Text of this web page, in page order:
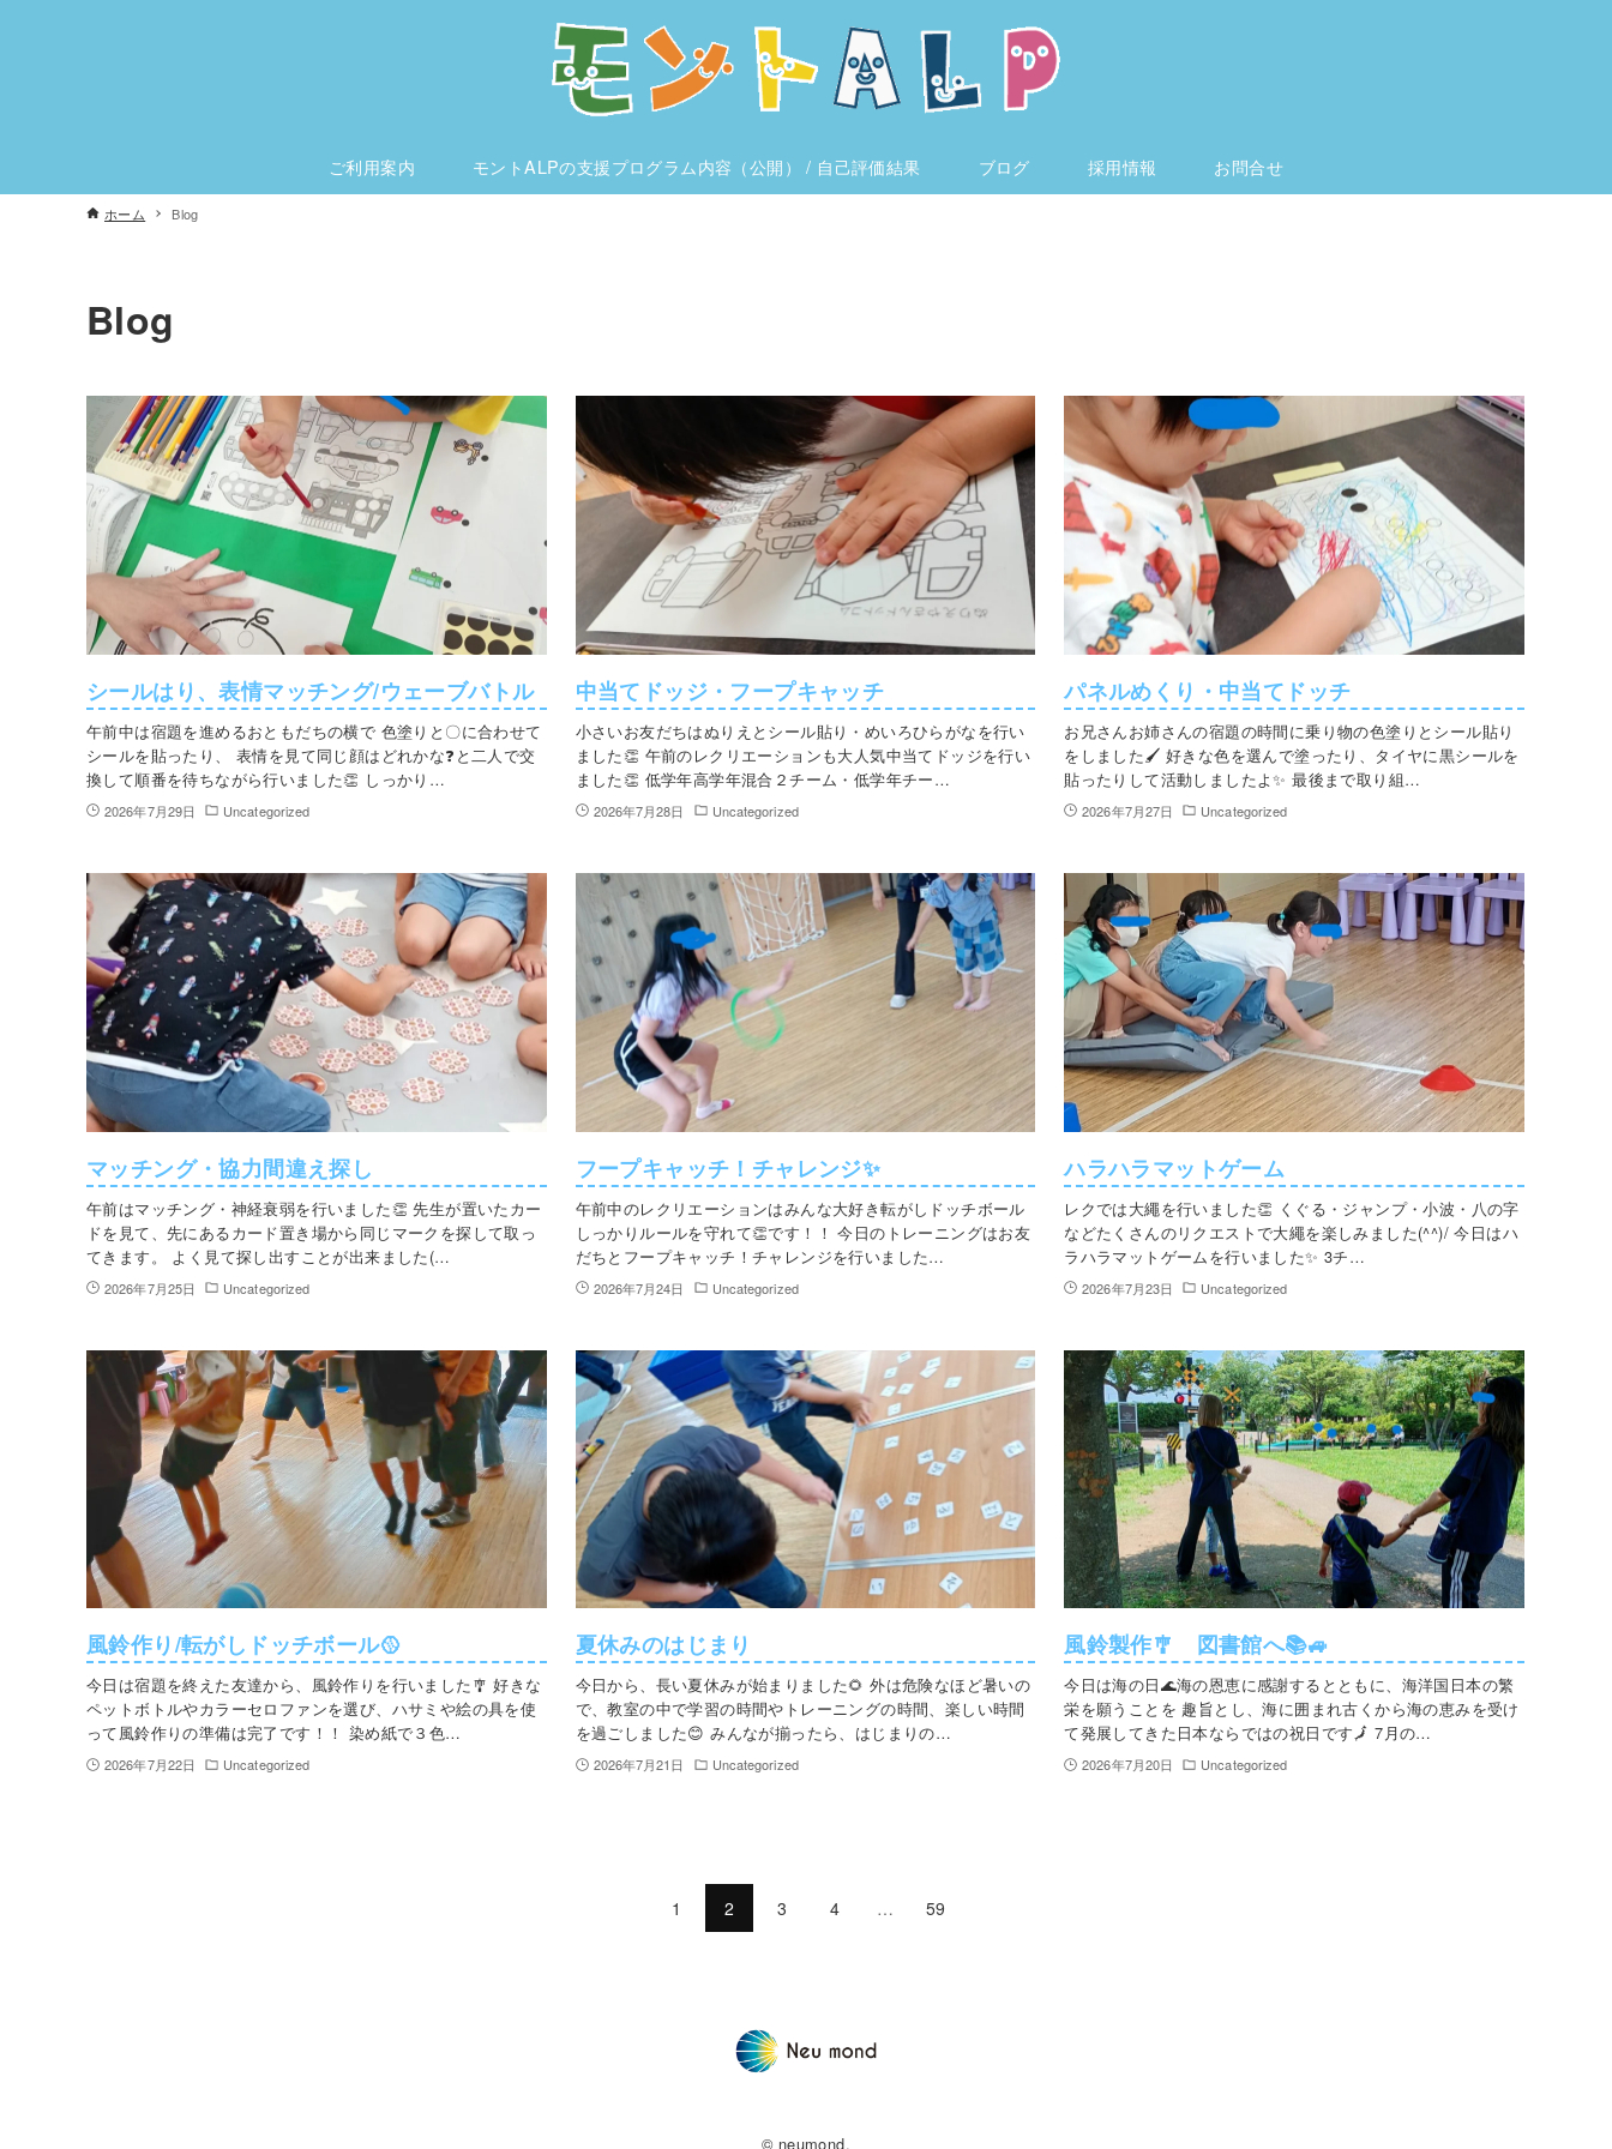
ご利用案内 モントALPの支援プログラム内容（公開） / 自己評価結果 ブログ 採用情報 お問合せ
ホーム Blog
Blog
シールはり、表情マッチング/ウェーブバトル
午前中は宿題を進めるおともだちの横で 色塗りと〇に合わせて
シールを貼ったり、 表情を見て同じ顔はどれかな❓と二人で交
換して順番を待ちながら行いました👏 しっかり…
2026年7月29日 Uncategorized
中当てドッジ・フープキャッチ
小さいお友だちはぬりえとシール貼り・めいろひらがなを行い
ました👏 午前のレクリエーションも大人気中当てドッジを行い
ました👏 低学年高学年混合２チーム・低学年チー…
2026年7月28日 Uncategorized
パネルめくり・中当てドッチ
お兄さんお姉さんの宿題の時間に乗り物の色塗りとシール貼り
をしました🖌️ 好きな色を選んで塗ったり、タイヤに黒シールを
貼ったりして活動しましたよ✨ 最後まで取り組…
2026年7月27日 Uncategorized
マッチング・協力間違え探し
午前はマッチング・神経衰弱を行いました👏 先生が置いたカー
ドを見て、先にあるカード置き場から同じマークを探して取っ
てきます。 よく見て探し出すことが出来ました(…
2026年7月25日 Uncategorized
フープキャッチ！チャレンジ✨
午前中のレクリエーションはみんな大好き転がしドッチボール
しっかりルールを守れて👏です！！ 今日のトレーニングはお友
だちとフープキャッチ！チャレンジを行いました…
2026年7月24日 Uncategorized
ハラハラマットゲーム
レクでは大繩を行いました👏 くぐる・ジャンプ・小波・八の字
などたくさんのリクエストで大繩を楽しみました(^^)/ 今日はハ
ラハラマットゲームを行いました✨ 3チ…
2026年7月23日 Uncategorized
風鈴作り/転がしドッチボール🥎
今日は宿題を終えた友達から、風鈴作りを行いました🎐 好きな
ペットボトルやカラーセロファンを選び、ハサミや絵の具を使
って風鈴作りの準備は完了です！！ 染め紙で３色…
2026年7月22日 Uncategorized
夏休みのはじまり
今日から、長い夏休みが始まりました🌻 外は危険なほど暑いの
で、教室の中で学習の時間やトレーニングの時間、楽しい時間
を過ごしました😊 みんなが揃ったら、はじまりの…
2026年7月21日 Uncategorized
風鈴製作🎐 図書館へ📚🚙
今日は海の日🌊海の恩恵に感謝するとともに、海洋国日本の繁
栄を願うことを 趣旨とし、海に囲まれ古くから海の恵みを受け
て発展してきた日本ならではの祝日です🗾 7月の…
2026年7月20日 Uncategorized
1 2 3 4 … 59
© neumond.